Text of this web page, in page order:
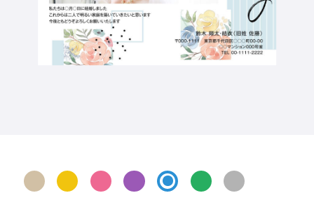
ご利用ガイド
年賀家族について
お問い合わせ